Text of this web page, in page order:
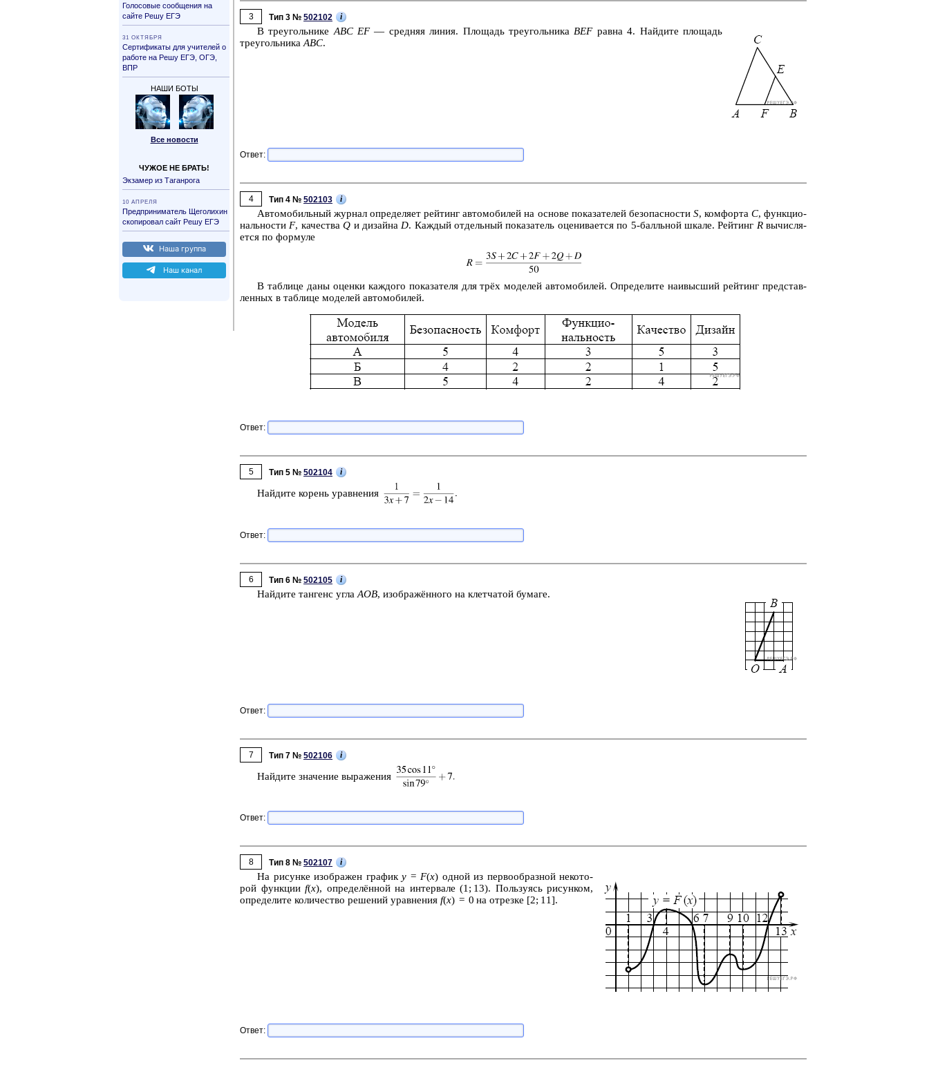
Голосовые сообщения на
сайте Решу ЕГЭ
31 ОК­ТЯБ­РЯ
Сер­ти­фи­ка­ты для учи­те­лей о
ра­бо­те на Решу ЕГЭ, ОГЭ,
ВПР
НАШИ БОТЫ
Все но­во­сти
ЧУЖОЕ НЕ БРАТЬ!
Эк­за­мер из Та­ган­ро­га
10 АП­РЕ­ЛЯ
Пред­при­ни­ма­тель Ще­го­ли­хин
ско­пи­ро­вал сайт Решу ЕГЭ
Наша груп­па
Наш канал
3 Тип 3 № 502102 i
В тре­уголь­ни­ке ABC EF— сред­няя линия. Пло­щадь тре­уголь­ни­ка BEFравна 4. Най­ди­те пло­щадь
тре­уголь­ни­ка ABC.
Ответ:
4 Тип 4 № 502103 i
Ав­то­мо­биль­ный жур­нал опре­де­ля­ет рей­тинг ав­то­мо­би­лей на ос­но­ве по­ка­за­те­лей без­опас­но­сти S, ком­фор­та C, функ­ци­о­
наль­но­сти F, ка­че­стваQ и ди­зай­на D. Каж­дый от­дель­ный по­ка­за­тель оце­ни­ва­ет­ся по 5-балль­ной шкале. Рей­тинг Rвы­чис­ля­
ет­ся по фор­му­ле
В таб­ли­це даны оцен­ки каж­до­го по­ка­за­те­ля для трёх мо­де­лей ав­то­мо­би­лей. Опре­де­ли­те наи­выс­ший рей­тинг пред­став­
лен­ных в таб­ли­це мо­де­лей ав­то­мо­би­лей.
Ответ:
5 Тип 5 № 502104 i
Най­ди­те ко­рень урав­не­ния
Ответ:
6 Тип 6 № 502105 i
Най­ди­те тан­генс углаAOB, изоб­ражённого на клет­ча­той бу­ма­ге.
Ответ:
7 Тип 7 № 502106 i
Най­ди­те зна­че­ние вы­ра­же­ния
Ответ:
8 Тип 8 № 502107 i
На ри­сун­ке изоб­ра­жен гра­фик y = F(x) одной из пер­во­об­раз­ной не­ко­то­
рой функ­ции f(x), опре­делённой на ин­тер­ва­ле (1; 13). Поль­зу­ясь ри­сун­ком,
опре­де­ли­те ко­ли­че­ство ре­ше­ний урав­не­ния f(x) = 0 на от­рез­ке [2; 11].
Ответ: